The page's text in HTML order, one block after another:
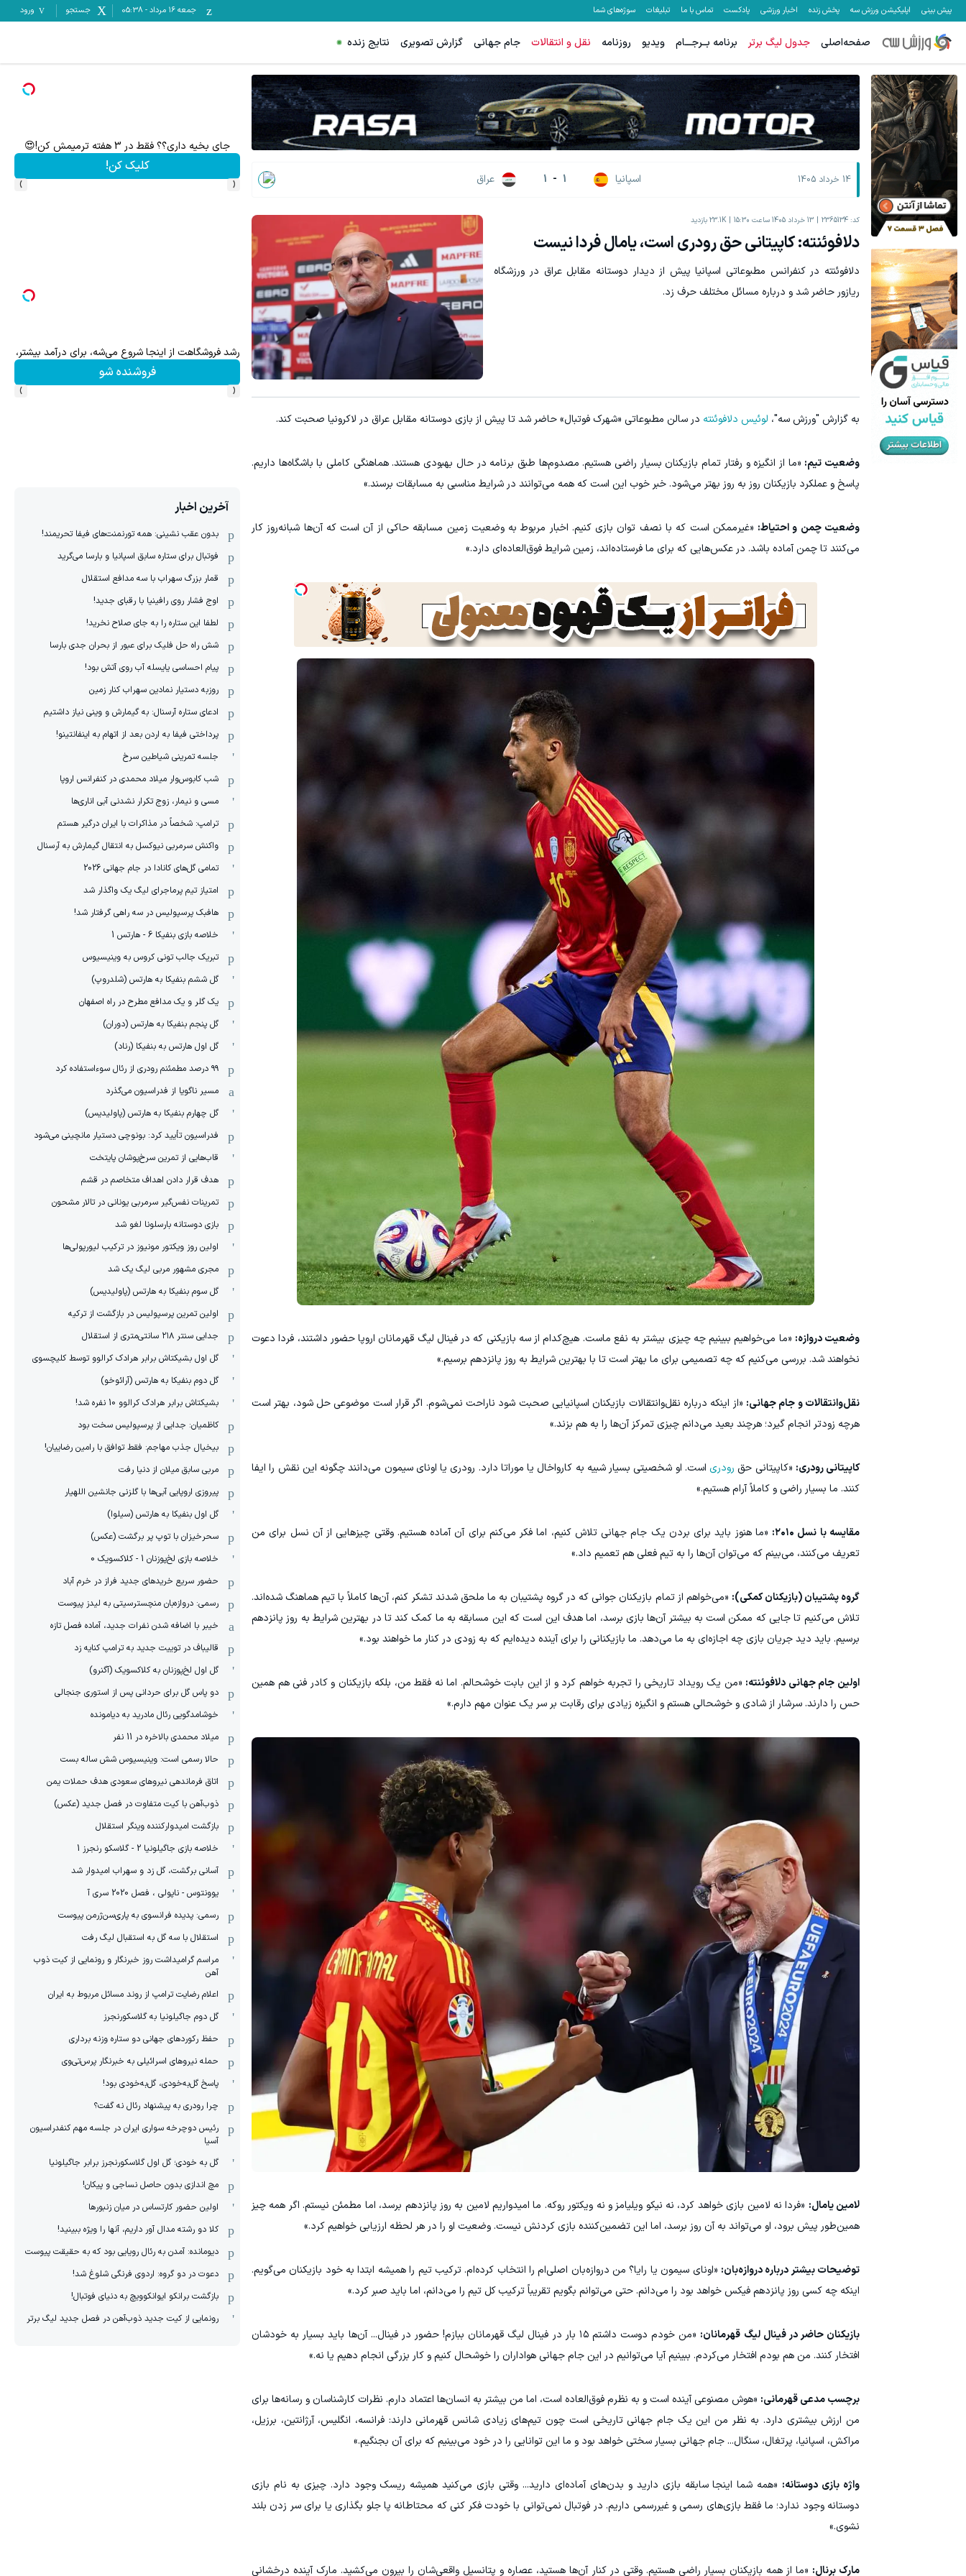
پیش بینی اپلیکیشن ورزش سه پخش زنده اخبار ورزشی پادکست تماس با ما تبلیغات سوژه‌های شما جمعه ۱۶ مرداد -
05:38 جستجو ورود
صفحه‌اصلی جدول لیگ برتر برنامه بــرجـــام ویدیو روزنامه نقل و انتقالات جام جهانی گزارش تصویری نتایج زنده
14 خرداد 1405 اسپانیا 1
-
1 عراق
کد: 2365134 13 خرداد 1405 ساعت 15:30 23.1K بازدید
دلافوئنته: کاپیتانی حق رودری است، یامال فردا نیست
دلافوئنته در کنفرانس مطبوعاتی اسپانیا پیش از دیدار دوستانه مقابل عراق در ورزشگاه
ریازور حاضر شد و درباره مسائل مختلف حرف زد.
به گزارش "ورزش سه"، لوئیس دلافوئنته در سالن مطبوعاتی «شهرک فوتبال» حاضر شد تا پیش از بازی دوستانه مقابل عراق در لاکرونیا صحبت کند.
وضعیت تیم: «ما از انگیزه و رفتار تمام بازیکنان بسیار راضی هستیم. مصدوم‌ها طبق برنامه در حال بهبودی هستند. هماهنگی کاملی با باشگاه‌ها داریم.
پاسخ و عملکرد بازیکنان روز به روز بهتر می‌شود. خبر خوب این است که همه می‌توانند در شرایط مناسبی به مسابقات برسند.»
وضعیت چمن و احتیاط: «غیرممکن است که با نصف توان بازی کنیم. اخبار مربوط به وضعیت زمین مسابقه حاکی از آن است که آن‌ها شبانه‌روز کار
می‌کنند تا چمن آماده باشد. در عکس‌هایی که برای ما فرستاده‌اند، زمین شرایط فوق‌العاده‌ای دارد.»
وضعیت دروازه: «ما می‌خواهیم ببینیم چه چیزی بیشتر به نفع ماست. هیچ‌کدام از سه بازیکنی که در فینال لیگ قهرمانان اروپا حضور داشتند، فردا دعوت
نخواهند شد. بررسی می‌کنیم که چه تصمیمی برای ما بهتر است تا با بهترین شرایط به روز پانزدهم برسیم.»
نقل‌وانتقالات و جام جهانی: «از اینکه درباره نقل‌وانتقالات بازیکنان اسپانیایی صحبت شود ناراحت نمی‌شوم. اگر قرار است موضوعی حل شود، بهتر است
هرچه زودتر انجام گیرد؛ هرچند بعید می‌دانم چیزی تمرکز آن‌ها را به هم بزند.»
کاپیتانی رودری: «کاپیتانی حق رودری است. او شخصیتی بسیار شبیه به کارواخال یا موراتا دارد. رودری یا اونای سیمون می‌دانند چگونه این نقش را ایفا
کنند. ما بسیار راضی و کاملاً آرام هستیم.»
مقایسه با نسل ۲۰۱۰:
«ما هنوز باید برای بردن یک جام جهانی تلاش کنیم، اما فکر می‌کنم برای آن آماده هستیم. وقتی چیزهایی از آن نسل برای من
تعریف می‌کنند، می‌بینم که می‌توان آن‌ها را به تیم فعلی هم تعمیم داد.»
گروه پشتیبان (بازیکنان کمکی): «می‌خواهم از تمام بازیکنان جوانی که در گروه پشتیبان به ما ملحق شدند تشکر کنم، آن‌ها کاملاً با تیم هماهنگ شده‌اند.
تلاش می‌کنیم تا جایی که ممکن است به بیشتر آن‌ها بازی برسد، اما هدف این است که این مسابقه به ما کمک کند تا در بهترین شرایط به روز پانزدهم
برسیم. باید دید جریان بازی چه اجازه‌ای به ما می‌دهد. ما بازیکنانی را برای آینده دیده‌ایم که به زودی در کنار ما خواهند بود.»
اولین جام جهانی دلافوئنته: «من یک رویداد تاریخی را تجربه خواهم کرد و از این بابت خوشحالم. اما نه فقط من، بلکه بازیکنان و کادر فنی هم همین
حس را دارند. سرشار از شادی و خوشحالی هستم و انگیزه زیادی برای رقابت بر سر یک عنوان مهم دارم.»
لامین یامال: «فردا نه لامین بازی خواهد کرد، نه نیکو ویلیامز و نه ویکتور روکه. ما امیدواریم لامین به روز پانزدهم برسد، اما مطمئن نیستم. اگر همه چیز
همین‌طور پیش برود، او می‌تواند به آن روز برسد، اما این تضمین‌کننده بازی کردنش نیست. وضعیت او را در هر لحظه ارزیابی خواهیم کرد.»
توضیحات بیشتر درباره دروازه‌بان: «اونای سیمون یا رایا؟ من دروازه‌بان اصلی‌ام را انتخاب کرده‌ام. ترکیب تیم را همیشه ابتدا به خود بازیکنان می‌گویم.
اینکه چه کسی روز پانزدهم فیکس خواهد بود را می‌دانم. حتی می‌توانم بگویم تقریباً ترکیب کل تیم را می‌دانم، اما باید صبر کرد.»
بازیکنان حاضر در فینال لیگ قهرمانان:
«من خودم دوست داشتم ۱۵ بار در فینال لیگ قهرمانان ببازم! حضور در فینال... آن‌ها باید بسیار به خودشان
افتخار کنند. من هم بودم افتخار می‌کردم. ببینیم آیا می‌توانیم در این جام جهانی هواداران را خوشحال کنیم و کار بزرگی انجام دهیم یا نه.»
برچسب مدعی قهرمانی: «هوش مصنوعی آینده است و به نظرم فوق‌العاده است، اما من بیشتر به انسان‌ها اعتماد دارم. نظرات کارشناسان و رسانه‌ها برای
من ارزش بیشتری دارد. به نظر من این یک جام جهانی تاریخی است چون تیم‌های زیادی شانس قهرمانی دارند: فرانسه، انگلیس، آرژانتین، برزیل،
مراکش، اسپانیا، پرتغال، سنگال... جام جهانی بسیار سختی خواهد بود و ما این توانایی را در خود می‌بینیم که برای آن بجنگیم.»
واژه بازی دوستانه: «همه شما اینجا سابقه بازی دارید و بدن‌های آماده‌ای دارید... وقتی بازی می‌کنید همیشه ریسک وجود دارد. چیزی به نام بازی
دوستانه وجود ندارد؛ ما فقط بازی‌های رسمی و غیررسمی داریم. در فوتبال نمی‌توانی با خودت فکر کنی که محتاطانه پا جلو بگذاری یا برای سر زدن بلند
نشوی.»
مارک برنال: «ما از همه بازیکنان بسیار راضی هستیم. وقتی در کنار آن‌ها هستید، عصاره و پتانسیل واقعی‌شان را بیرون می‌کشید. مارک آینده درخشانی
جای بخیه داری؟؟ فقط در 3 هفته ترمیمش کن!😍 به بزرگترین جشنواره ایمپلنت تهران خوش اومدید! | فقط ۲۵ میلیون !رشد فروشگاهت از اینجا شروع می‌شه، برای درآمد بیشتر، آماده‌ای؟بازدید آنلاین‌شاپت رو زیاد کن، بازدید بالاتر = درآمد بیشتر
فروشنده شو
‹
›
رشد فروشگاهت از اینجا شروع می‌شه، برای درآمد بیشتر، آماده‌ای؟بازدید آنلاین‌شاپت رو زیاد کن، بازدید بالاتر = درآمد بیشتربرای رهایی از بی پولی دیدن همین دوره رایگان کافیه! (شمارتو وارد کن)با این روش توی خونه،سفیدی و زیبایی دندوناتو برگردون(40%off)
تخفیف ویژه!
‹
›
آخرین اخبار
بدون عقب نشینی: همه تورنمنت‌های فیفا تحریمند!
فوتبال برای ستاره سابق اسپانیا و بارسا می‌گرید
قمار بزرگ سهراب با سه مدافع استقلال
اوج فشار روی رافینیا با رقبای جدید!
لطفا این ستاره را به جای صلاح نخرید!
شش راه حل فلیک برای عبور از بحران جدی بارسا
پیام احساسی یایسله آب روی آتش بود!
روزبه دستیار نمادین سهراب کنار زمین
ادعای ستاره آرسنال: به گیمارش و وینی نیاز داشتیم
پرداختی فیفا به اردن بعد از اتهام به اینفانتینو!
جلسه تمرینی شیاطین سرخ
شب کابوس‌وار میلاد محمدی در کنفرانس اروپا
مسی و نیمار، زوج تکرار نشدنی آبی اناری‌ها
ترامپ: شخصاً در مذاکرات با ایران درگیر هستم
واکنش سرمربی نیوکسل به انتقال گیمارش به آرسنال
تمامی گل‌های کانادا در جام جهانی 2026
امتیاز تیم پرماجرای لیگ یک واگذار شد
هافبک پرسپولیس در سه راهی گرفتار شد!
خلاصه بازی بنفیکا 6 - هارتس 1
تبریک جالب تونی کروس به وینیسیوس
گل ششم بنفیکا به هارتس (شلدروپ)
یک گلر و یک مدافع مطرح در راه اصفهان
گل پنجم بنفیکا به هارتس (دوران)
گل اول هارتس به بنفیکا (رناد)
۹۹ درصد مطمئنم رودری از رئال سوءاستفاده کرد
مسیر ناگویا از فدراسیون می‌گذرد
گل چهارم بنفیکا به هارتس (پاولیدیس)
فدراسیون تأیید کرد: بونوچی دستیار مانچینی می‌شود
قاب‌هایی از تمرین سرخ‌پوشان پایتخت
هدف قرار دادن اهداف متخاصم در قشم
‏تمرینات نفس‌گیر سرمربی یونانی در تالار مشحون
بازی دوستانه بارسلونا لغو شد
اولین روز ویکتور مونیوز در ترکیب لیورپولی‌ها
مجری مشهور مربی لیگ یک شد
گل سوم بنفیکا به هارتس (پاولیدیس)
اولین تمرین پرسپولیس در بازگشت از ترکیه
جدایی سنتر ۲۱۸ سانتی‌متری از استقلال
گل اول بشیکتاش برابر هرادک کرالوو توسط کلیچسوی
گل دوم بنفیکا به هارتس (آرائوخو)
بشیکتاش برابر هرادک کرالوو 10 نفره شد!
کاظمیان: جدایی از پرسپولیس سخت بود
بیخیال جذب مهاجم: فقط توافق با رامین رضاییان!
مربی سابق میلان از دنیا رفت
پیروزی اروپایی آبی‌ها با گلزنی جانشین اللهیار
گل اول بنفیکا به هارتس (سیلوا)
سحرخیزان با توپ پر برگشت (عکس)
خلاصه بازی لخ‌پوزنان 1 - کلاکسویک 0
حضور سریع خریدهای جدید فراز در خرم آباد
رسمی: دروازه‌بان منچسترسیتی به لیدز پیوست
خیبر با اضافه شدن نفرات جدید، آماده فصل تازه
قالیباف در توییت جدید به ترامپ کنایه زد
گل اول لخ‌پوزنان به کلاکسویک (آگنرو)
دو پاس گل برای حردانی پس از استوری جنجالی
خوشامدگویی رئال مادرید به دیامونده
میلاد محمدی بالاخره در 11 نفر
حالا رسمی است: وینیسیوس شش ساله بست
اتاق فرماندهی نیروهای سعودی هدف حملات یمن
ذوب‌آهن با کیت متفاوت در فصل جدید (عکس)
بازگشت امیدوارکننده وینگر استقلال
خلاصه بازی جاگیلونیا 2 - گلاسکو رنجرز 1
آسانی برگشت، گل زد و سهراب امیدوار شد
یوونتوس - ناپولی ، فصل 2020 سری آ
رسمی: پدیده فرانسوی به پاری‌سن‌ژرمن پیوست
استقلال با سه گل به استقبال لیگ رفت
مراسم گرامیداشت روز خبرنگار و رونمایی از کیت ذوب
آهن
اعلام رضایت ترامپ از روند مسائل مربوط به ایران
گل دوم جاگیلونیا به گلاسکورنجرز
حفظ رکوردهای جهانی دو ستاره وزنه برداری
حمله نیروهای اسرائیلی به خبرنگار پرس‌تی‌وی
پاسخ گل‌به‌خودی، گل‌به‌خودی بود!
چرا رودری به پیشنهاد رئال نه گفت؟
رئیس دوچرخه سواری ایران در جلسه مهم کنفدراسیون
آسیا
گل به خودی؛ گل اول گلاسکورنجرز برابر جاگیلونیا
مچ اندازی بدون حاصل نساجی و پیکان!
اولین حضور کارتساس در میان زنبورها
کلا دو‌ رشته مدال آور داریم، آنها را ویژه ببینید!
دیومانده: آمدن به رئال رویایی بود که به حقیقت پیوست
دعوت در دو گروه: اردوی فرنگی شلوغ شد!
بازگشت برانکو ایوانکوویچ به دنیای فوتبال!
رونمایی از کیت جدید ذوب‌آهن در فصل جدید لیگ برتر